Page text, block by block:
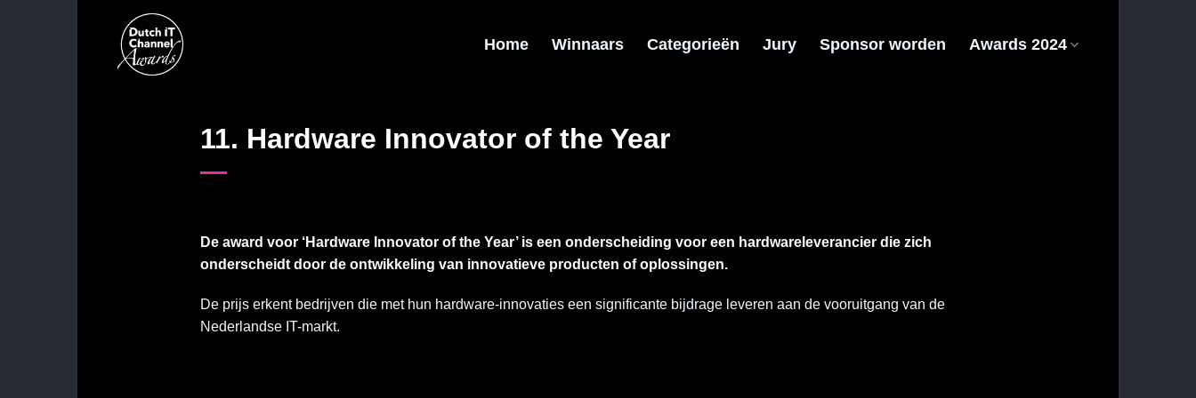
content
Home Winnaars Categorieën Jury Sponsor worden Awards 2024
11. Hardware Innovator of the Year
De award voor ‘Hardware Innovator of the Year’ is een onderscheiding voor een hardwareleverancier die zich
onderscheidt door de ontwikkeling van innovatieve producten of oplossingen.
De prijs erkent bedrijven die met hun hardware-innovaties een significante bijdrage leveren aan de vooruitgang van de
Nederlandse IT-markt.